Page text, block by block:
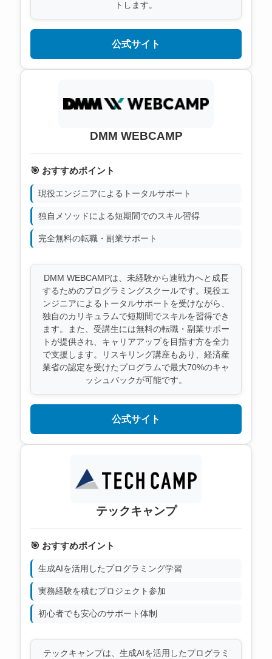
トします。
公式サイト
DMM WEBCAMP
🎯 おすすめポイント
現役エンジニアによるトータルサポート
独自メソッドによる短期間でのスキル習得
完全無料の転職・副業サポート
DMM WEBCAMPは、未経験から速戦力へと成長
するためのプログラミングスクールです。現役エ
ンジニアによるトータルサポートを受けながら、
独自のカリキュラムで短期間でスキルを習得でき
ます。また、受講生には無料の転職・副業サポー
トが提供され、キャリアアップを目指す方を全力
で支援します。リスキリング講座もあり、経済産
業省の認定を受けたプログラムで最大70%のキャ
ッシュバックが可能です。
公式サイト
テックキャンプ
🎯 おすすめポイント
生成AIを活用したプログラミング学習
実務経験を積むプロジェクト参加
初心者でも安心のサポート体制
テックキャンプは、生成AIを活用したプログラミ